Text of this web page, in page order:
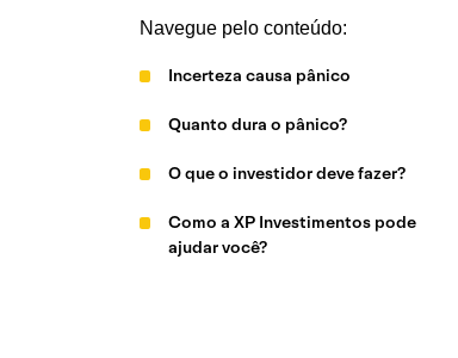
Navegue pelo conteúdo:
Incerteza causa pânico
Quanto dura o pânico?
O que o investidor deve fazer?
Como a XP Investimentos pode
ajudar você?